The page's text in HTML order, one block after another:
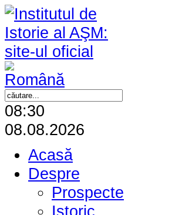
08:30
08.08.2026
Acasă
Despre
Prospecte
Istoric